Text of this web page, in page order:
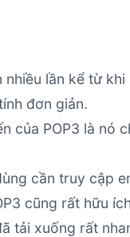
lần kể từ
đơn giản.
của POP3 là nó
cần truy cập
cũng rất hữu
tải xuống rất